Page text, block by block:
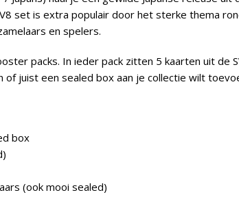
set is extra populair door het sterke thema
en spelers.
packs. In ieder pack zitten 5 kaarten uit de
of juist een sealed box aan je collectie wilt
box
(ook mooi sealed)